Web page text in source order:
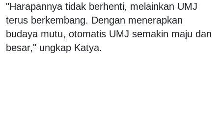
"Harapannya tidak berhenti, melainkan UMJ
terus berkembang. Dengan menerapkan
budaya mutu, otomatis UMJ semakin maju dan
besar," ungkap Katya.